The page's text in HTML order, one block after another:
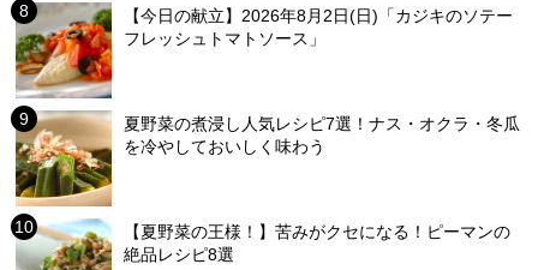
【今日の献立】2026年8月2日(日)「カジキのソテー
フレッシュトマトソース」
夏野菜の煮浸し人気レシピ7選！ナス・オクラ・冬瓜
を冷やしておいしく味わう
【夏野菜の王様！】苦みがクセになる！ピーマンの
絶品レシピ8選